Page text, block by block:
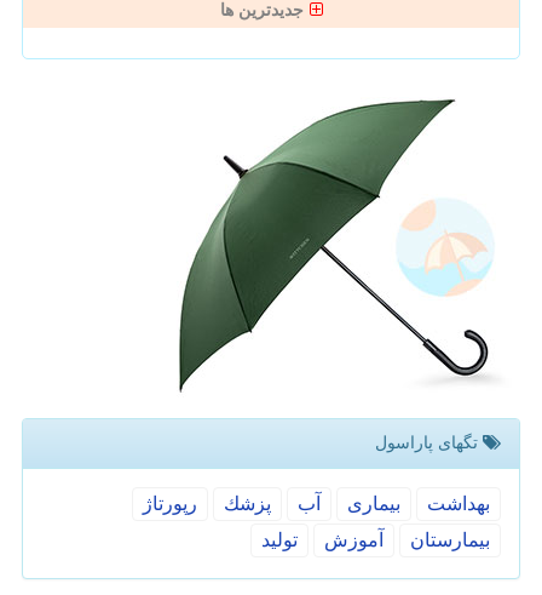
جدیدترین ها
تگهای پاراسول
بهداشت بیماری آب پزشك
رپورتاژ
بیمارستان
آموزش تولید